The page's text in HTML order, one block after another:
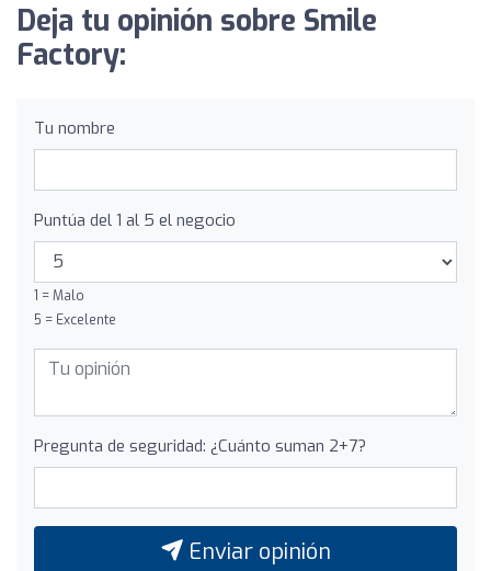
Deja tu opinión sobre Smile
Factory:
Tu nombre
Puntúa del 1 al 5 el negocio
1 = Malo
5 = Excelente
Pregunta de seguridad: ¿Cuánto suman 2+7?
Enviar opinión